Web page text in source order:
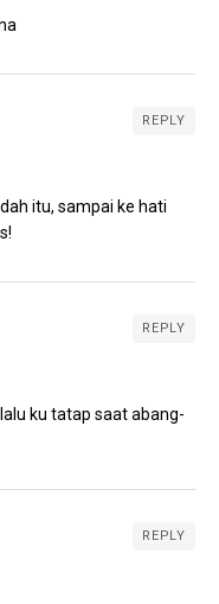
REPLY
itu, sampai ke hati
REPLY
ku tatap saat abang-
REPLY